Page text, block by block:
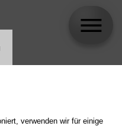
verwenden wir für einige